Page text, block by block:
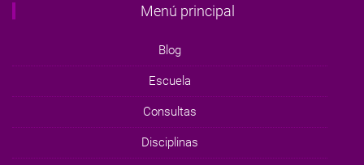
Menú principal
Blog
Escuela
Consultas
Disciplinas